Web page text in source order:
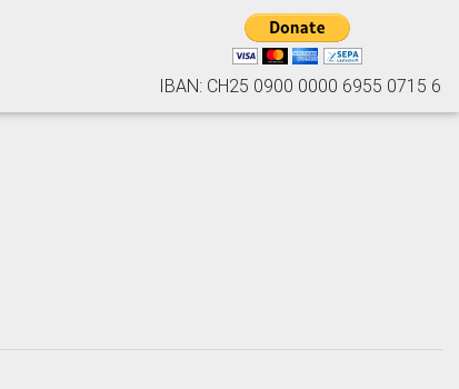
IBAN: CH25 0900 0000 6955 0715 6